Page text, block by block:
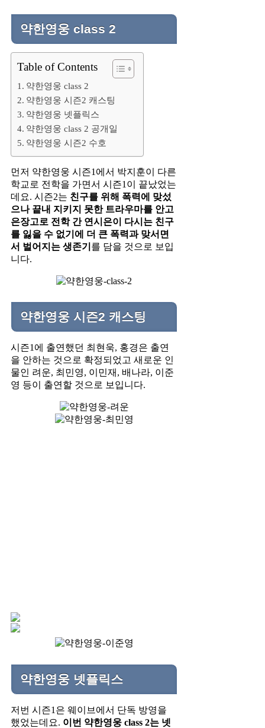
약한영웅 class 2
Table of Contents
약한영웅 class 2
약한영웅 시즌2 캐스팅
약한영웅 넷플릭스
약한영웅 class 2 공개일
약한영웅 시즌2 수호
먼저 약한영웅 시즌1에서 박지훈이 다른
학교로 전학을 가면서 시즌1이 끝났었는
데요. 시즌2는 친구를 위해 폭력에 맞섰
으나 끝내 지키지 못한 트라우마를 안고
은장고로 전학 간 연시은이 다시는 친구
를 잃을 수 없기에 더 큰 폭력과 맞서면
서 벌어지는 생존기 를 담을 것으로 보입
니다.
약한영웅 시즌2 캐스팅
시즌1에 출연했던 최현욱, 홍경은 출연
을 안하는 것으로 확정되었고 새로운 인
물인 려운, 최민영, 이민재, 배나라, 이준
영 등이 출연할 것으로 보입니다.
약한영웅 넷플릭스
저번 시즌1은 웨이브에서 단독 방영을
했었는데요. 이번 약한영웅 class 2는 넷